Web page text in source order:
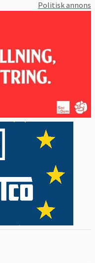
roterar
är den
är
och 2023. Se
till vänster.
om det
EU-
var
Politisk annons